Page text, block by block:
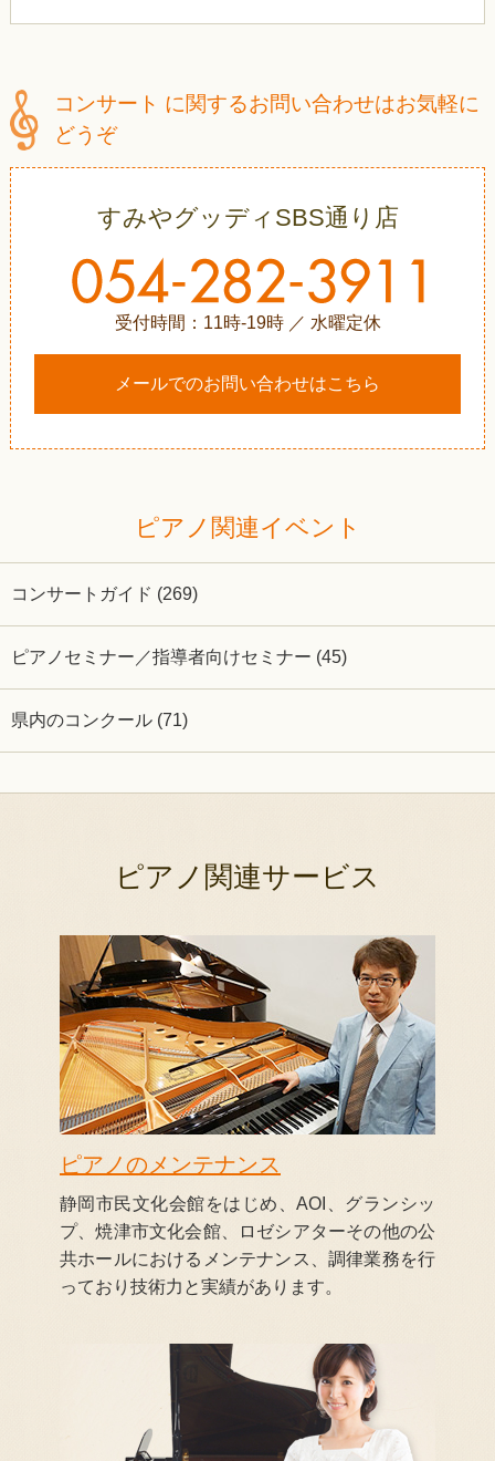
コンサート に関するお問い合わせはお気軽に
どうぞ
すみやグッディSBS通り店
受付時間：11時-19時 ／ 水曜定休
メールでのお問い合わせはこちら
ピアノ関連イベント
コンサートガイド (269)
ピアノセミナー／指導者向けセミナー (45)
県内のコンクール (71)
ピアノ関連サービス
ピアノのメンテナンス
静岡市民文化会館をはじめ、AOI、グランシッ
プ、焼津市文化会館、ロゼシアターその他の公
共ホールにおけるメンテナンス、調律業務を行
っており技術力と実績があります。